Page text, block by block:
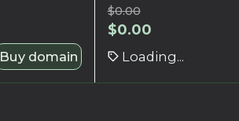
Buy domain
$0.00
$0.00
Loading...